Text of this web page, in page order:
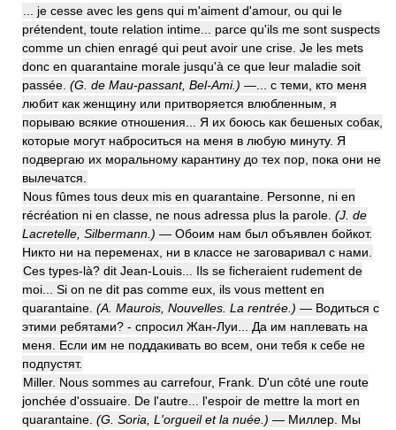
... je cesse avec les gens qui m'aiment d'amour, ou qui le
prétendent, toute relation intime... parce qu'ils me sont suspects
comme un chien enragé qui peut avoir une crise. Je les mets
donc en quarantaine morale jusqu'à ce que leur maladie soit
passée. (G. de Mau-passant, Bel-Ami.) —... с теми, кто меня
любит как женщину или притворяется влюбленным, я
порываю всякие отношения... Я их боюсь как бешеных собак,
которые могут наброситься на меня в любую минуту. Я
подвергаю их моральному карантину до тех пор, пока они не
вылечатся.
Nous fûmes tous deux mis en quarantaine. Personne, ni en
récréation ni en classe, ne nous adressa plus la parole. (J. de
Lacretelle, Silbermann.) — Обоим нам был объявлен бойкот.
Никто ни на переменах, ни в классе не заговаривал с нами.
Ces types-là? dit Jean-Louis... Ils se ficheraient rudement de
moi... Si on ne dit pas comme eux, ils vous mettent en
quarantaine. (A. Maurois, Nouvelles. La rentrée.) — Водиться с
этими ребятами? - спросил Жан-Луи... Да им наплевать на
меня. Если им не поддакивать во всем, они тебя к себе не
подпустят.
Miller. Nous sommes au carrefour, Frank. D'un côté une route
jonchée d'ossuaire. De l'autre... l'espoir de mettre la mort en
quarantaine. (G. Soria, L'orgueil et la nuée.) — Миллер. Мы